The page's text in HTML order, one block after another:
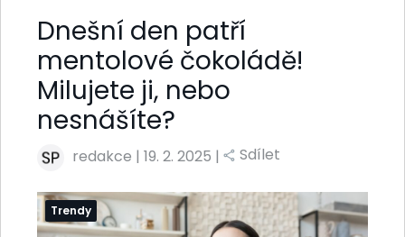
Dnešní den patří
mentolové čokoládě!
Milujete ji, nebo
nesnášíte?
redakce | 19. 2. 2025 | Sdílet
Trendy